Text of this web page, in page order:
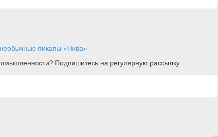
пикапы «Нива»
Подпишитесь на регулярную рассылку